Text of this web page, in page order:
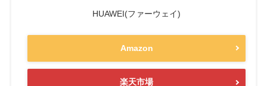
HUAWEI(ファーウェイ)
Amazon
楽天市場